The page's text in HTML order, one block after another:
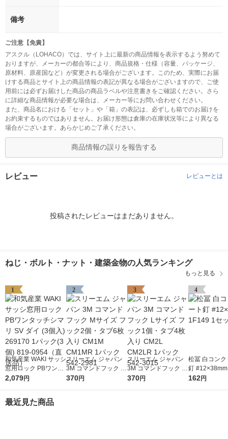
備考
ご注意【免責】
アスクル（LOHACO）では、サイト上に最新の商品情報を表示するよう努めて
おりますが、メーカーの都合等により、商品規格・仕様（容量、パッケージ、
原材料、原産国など）が変更される場合がございます。このため、実際にお届
けする商品とサイト上の商品情報の表記が異なる場合がございますので、ご使
用前には必ずお届けした商品の商品ラベルや注意書きをご確認ください。さら
に詳細な商品情報が必要な場合は、メーカー等にお問い合わせください。
また、商品名における「セット」や「箱」の表記は、必ずしも箱でのお届けを
お約束するものではありません。お届け形態は倉庫の在庫状況等により異なる
場合がございます。あらかじめご了承ください。
商品情報の誤りを報告する
レビュー レビューとは
投稿されたレビューはまだありません。
ねじ・ボルト・ナット・建築金物の人気ランキング
もっと見る
1
和気産業 WAKI サッシ
窓用ロック PBワンタ
ッチシマリ SV ダイ (3
品）
2,079円
2
スリーエム ジャパン
3M コマンドフック M
サイズ フック2個・タ
370円
3
スリーエム ジャパン
3M コマンドフック L
サイズ フック1個・タ
370円
4
松冨 白コンク
釘
1セット
162円
最近見た商品